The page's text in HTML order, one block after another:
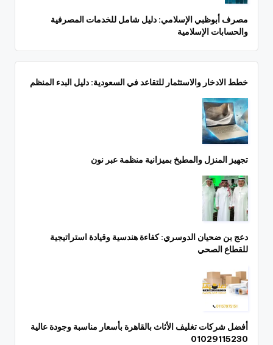
مصرف أبوظبي الإسلامي: دليل شامل للخدمات المصرفية
والحسابات الإسلامية
خطط الادخار والاستثمار للتقاعد في السعودية: دليل البدء المنظم
تجهيز المنزل والمطبخ بميزانية منظمة عبر نون
دعج بن ضحيان الدوسري: كفاءة هندسية وقيادة استراتيجية
للقطاع الصحي
أفضل شركات تغليف الأثاث بالقاهرة بأسعار مناسبة وجودة عالية
01029115230